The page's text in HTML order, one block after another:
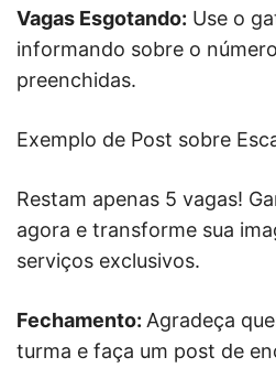
Vagas Esgotando: Use o
informando sobre o
preenchidas.
Exemplo de Post sobre
Restam apenas 5 vagas!
agora e transforme sua
serviços exclusivos.
Fechamento: Agradeça
turma e faça um post de